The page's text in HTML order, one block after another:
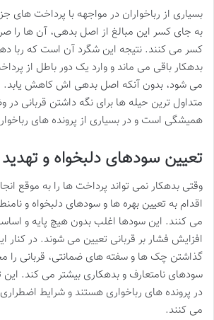
بسیاری از رباخواران در مواجهه با پرداخت های
به جای کسر این مبالغ از اصل بدهی، آن ها را
کسر می کنند. نتیجه این شگرد آن است که ربا
بدهکار باقی می ماند و وارد یک دور باطل از
می شود، بدون آنکه اصل بدهی اش کاهش یابد.
متداول ترین حیله ها برای نگه داشتن قربانی
همیشگی است و در بسیاری از پرونده های
تعیین سودهای دلبخواه و تهدید
وقتی بدهکار نمی تواند پرداخت ها را به موقع
اقدام به تعیین بهره ها و سودهای دلبخواه و
می کنند. این سودها اغلب بدون هیچ پایه و
افزایش فشار بر قربانی تعیین می شوند. در کنار
گذاشتن چک ها و سفته های ضمانتی، قربانی را
سودهای نامتعارف و بدهکاری بیشتر می کند. این
در پرونده های رباخواری هستند و شرایط
می کنند.